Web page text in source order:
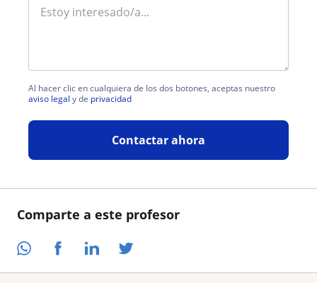
Comparte a este profesor
Al hacer clic en cualquiera de los dos botones, aceptas nuestro
aviso legal y de privacidad
Contactar ahora